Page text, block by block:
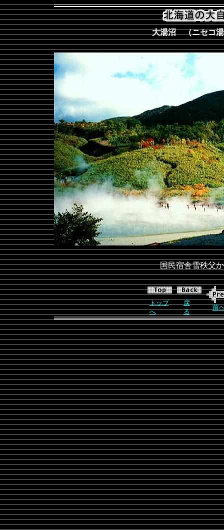
大湯沼 （ニセコ
国民宿舎雪秩父
トップ
へ
戻
る
前